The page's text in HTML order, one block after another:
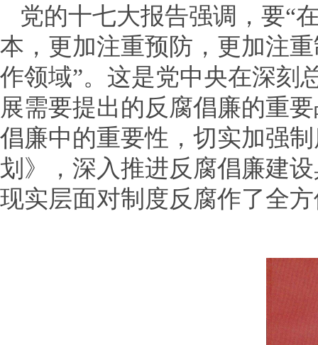
党的十七大报告强调，要“
本，更加注重预防，更加注
作领域”。这是党中央在深刻
展需要提出的反腐倡廉的重
倡廉中的重要性，切实加强
划》，深入推进反腐倡廉建
现实层面对制度反腐作了全